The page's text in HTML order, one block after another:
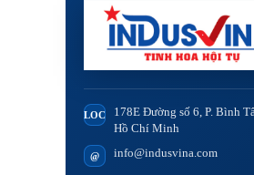
LOC
178E Đường số 6, P. Bình
Hồ Chí Minh
@ info@indusvina.com